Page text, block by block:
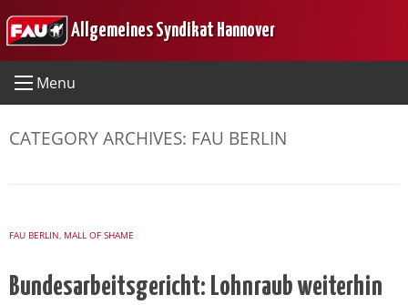
to
Allgemeines Syndikat Hannover
Menu
CATEGORY ARCHIVES: FAU BERLIN
FAU BERLIN, MALL OF SHAME
Bundesarbeitsgericht: Lohnraub weiterhin